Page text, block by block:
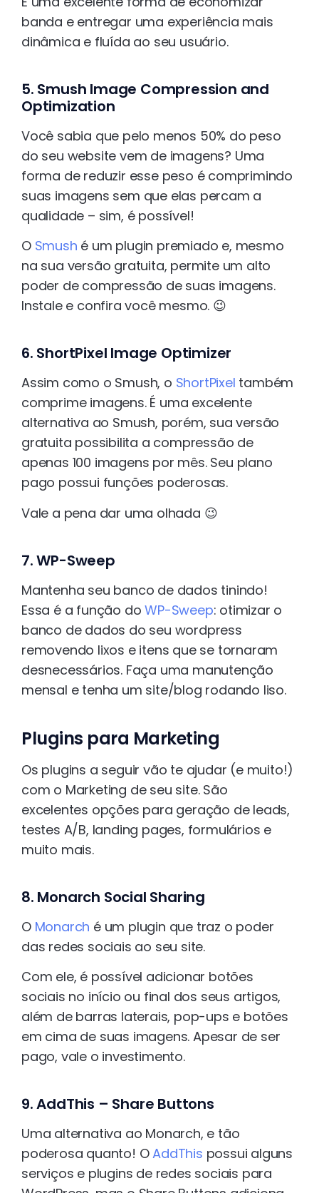
banda e entregar uma experiência mais
dinâmica e fluída ao seu usuário.
5. Smush Image Compression and
Optimization
Você sabia que pelo menos 50% do peso
do seu website vem de imagens? Uma
forma de reduzir esse peso é comprimindo
suas imagens sem que elas percam a
qualidade – sim, é possível!
O Smush é um plugin premiado e, mesmo
na sua versão gratuita, permite um alto
poder de compressão de suas imagens.
Instale e confira você mesmo. 😉
6. ShortPixel Image Optimizer
Assim como o Smush, o ShortPixel também
comprime imagens. É uma excelente
alternativa ao Smush, porém, sua versão
gratuita possibilita a compressão de
apenas 100 imagens por mês. Seu plano
pago possui funções poderosas.
Vale a pena dar uma olhada 😉
7. WP-Sweep
Mantenha seu banco de dados tinindo!
Essa é a função doWP-Sweep: otimizar o
banco de dados do seu wordpress
removendo lixos e itens que se tornaram
desnecessários. Faça uma manutenção
mensal e tenha um site/blog rodando liso.
Plugins para Marketing
Os plugins a seguir vão te ajudar (e muito!)
com o Marketing de seu site. São
excelentes opções para geração de leads,
testes A/B, landing pages, formulários e
muito mais.
8. Monarch Social Sharing
O Monarch é um plugin que traz o poder
das redes sociais ao seu site.
Com ele, é possível adicionar botões
sociais no início ou final dos seus artigos,
além de barras laterais, pop-ups e botões
em cima de suas imagens. Apesar de ser
pago, vale o investimento.
9. AddThis – Share Buttons
Uma alternativa ao Monarch, e tão
poderosa quanto! OAddThis possui alguns
serviços e plugins de redes sociais para